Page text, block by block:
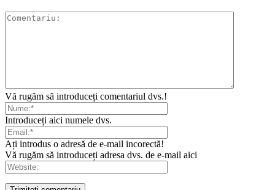
Vă rugăm să introduceți comentariul dvs.!
Introduceți aici numele dvs.
Ați introdus o adresă de e-mail incorectă!
Vă rugăm să introduceți adresa dvs. de e-mail aici